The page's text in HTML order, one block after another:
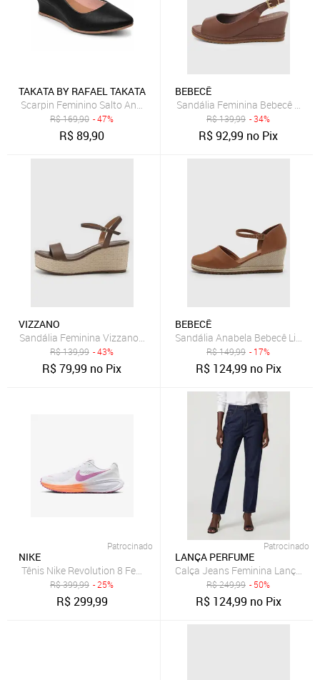
TAKATA BY RAFAEL TAKATA
Scarpin Feminino Salto Anabela Sandália Casual Takata Preto
R$169,90 - 47%
R$89,90
BEBECÊ
Sandália Feminina Bebecê
R$139,99 - 34%
R$92,99 no Pix
VIZZANO
Sandália Feminina Vizzano Salto Anabela Palha Marrom
R$139,99 - 43%
R$79,99 no Pix
BEBECÊ
Sandália Anabela Bebecê Lisa
R$149,99 - 17%
R$ 124,99 no Pix
Patrocinado
NIKE
Tênis Nike Revolution 8 Feminino
R$399,99 - 25%
R$299,99
Patrocinado
LANÇA PERFUME
Calça Jeans Feminina Lança
R$249,99 - 50%
R$ 124,99 no Pix